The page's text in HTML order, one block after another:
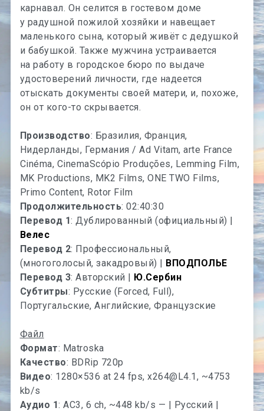
карнавал. Он селится в гостевом доме
у радушной пожилой хозяйки и навещает
маленького сына, который живёт с дедушкой
и бабушкой. Также мужчина устраивается
на работу в городское бюро по выдаче
удостоверений личности, где надеется
отыскать документы своей матери, и, похоже,
он от кого-то скрывается.
Производство: Бразилия, Франция,
Нидерланды, Германия / Ad Vitam, arte France
Cinéma, CinemaScópio Produções, Lemming Film,
MK Productions, MK2 Films, ONE TWO Films,
Primo Content, Rotor Film
Продолжительность: 02:40:30
Перевод 1: Дублированный (официальный) |
Велес
Перевод 2: Профессиональный,
(многоголосый, закадровый) | ВПОДПОЛЬЕ
Перевод 3: Авторский | Ю.Сербин
Субтитры: Русские (Forced, Full),
Португальские, Английские, Французские
Файл
Формат: Matroska
Качество: BDRip 720p
Видео: 1280×536 at 24 fps,x264@L4.1, ~4753
kb/s
Аудио 1: AC3, 6 ch, ~448 kb/s — | Русский |